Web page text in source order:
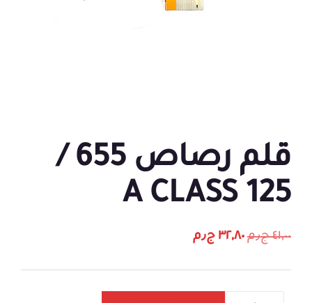
قلم رصاص 655 /
125 A CLASS
٤١,٠٠ ج٫م ٣٢,٨٠ ج٫م